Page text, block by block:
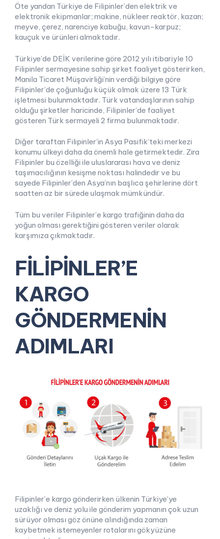
Öte yandan Türkiye de Filipinler’den elektrik ve
elektronik ekipmanlar; makine, nükleer reaktör, kazan;
meyve, çerez, narenciye kabuğu, kavun-karpuz;
kauçuk ve ürünleri almaktadır.
Türkiye’de DEİK verilerine göre 2012 yılı itibariyle 10
Filipinler sermayesine sahip şirket faaliyet gösterirken,
Manila Ticaret Müşavirliği’nin verdiği bilgiye göre
Filipinler’de çoğunluğu küçük olmak üzere 13 Türk
işletmesi bulunmaktadır. Türk vatandaşlarının sahip
olduğu şirketler haricinde, Filipinler’de faaliyet
gösteren Türk sermayeli 2 firma bulunmaktadır.
Diğer taraftan Filipinler’in Asya Pasifik’teki merkezi
konumu ülkeyi daha da önemli hale getirmektedir. Zira
Filipinler bu özelliği ile uluslararası hava ve deniz
taşımacılığının kesişme noktası halindedir ve bu
sayede Filipinler’den Asya’nın başlıca şehirlerine dört
saatten az bir sürede ulaşmak mümkündür.
Tüm bu veriler Filipinler’e kargo trafiğinin daha da
yoğun olması gerektiğini gösteren veriler olarak
karşımıza çıkmaktadır.
FİLİPİNLER’E
KARGO
GÖNDERMENİN
ADIMLARI
Filipinler’e kargo gönderirken ülkenin Türkiye’ye
uzaklığı ve deniz yolu ile gönderim yapmanın çok uzun
sürüyor olması göz önüne alındığında zaman
kaybetmek istemeyenler rotalarını gökyüzüne